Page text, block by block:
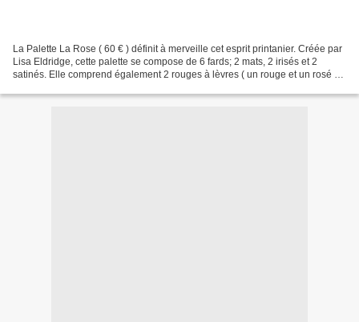
La Palette La Rose ( 60 € ) définit à merveille cet esprit printanier. Créée par
Lisa Eldridge, cette palette se compose de 6 fards; 2 mats, 2 irisés et 2
satinés. Elle comprend également 2 rouges à lèvres ( un rouge et un rosé )